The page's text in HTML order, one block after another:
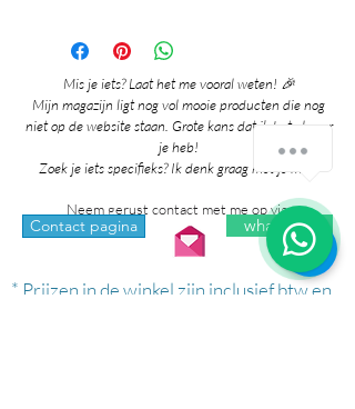
Mis je iets? Laat het me vooral weten! 🎉
Mijn magazijn ligt nog vol mooie producten die nog
niet op de website staan. Grote kans dat ik het al voor
je heb!
Zoek je iets specifieks? Ik denk graag met je mee!
Neem gerust contact met me op via:
Contact pagina whatsapp
* Prijzen in de winkel zijn inclusief btw en